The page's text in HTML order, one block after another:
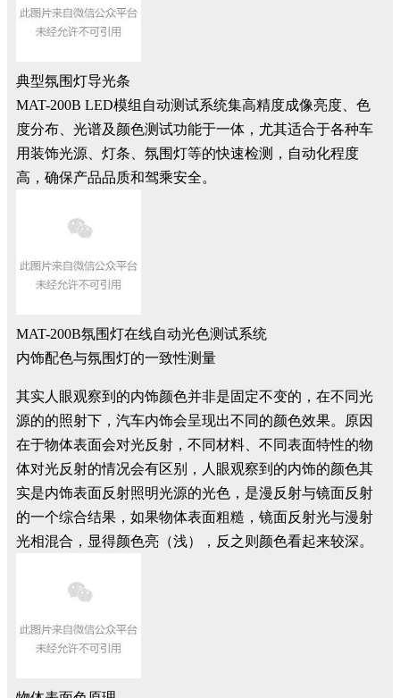
典型氛围灯导光条
MAT-200B LED模组自动测试系统集高精度成像亮度、色
度分布、光谱及颜色测试功能于一体，尤其适合于各种车
用装饰光源、灯条、氛围灯等的快速检测，自动化程度
高，确保产品品质和驾乘安全。
MAT-200B氛围灯在线自动光色测试系统
内饰配色与氛围灯的一致性测量
其实人眼观察到的内饰颜色并非是固定不变的，在不同光
源的的照射下，汽车内饰会呈现出不同的颜色效果。原因
在于物体表面会对光反射，不同材料、不同表面特性的物
体对光反射的情况会有区别，人眼观察到的内饰的颜色其
实是内饰表面反射照明光源的光色，是漫反射与镜面反射
的一个综合结果，如果物体表面粗糙，镜面反射光与漫射
光相混合，显得颜色亮（浅），反之则颜色看起来较深。